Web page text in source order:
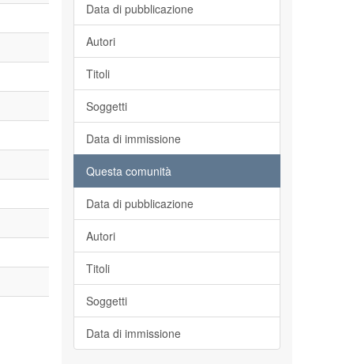
Data di pubblicazione
Autori
Titoli
Soggetti
Data di immissione
Questa comunità
Data di pubblicazione
Autori
Titoli
Soggetti
Data di immissione